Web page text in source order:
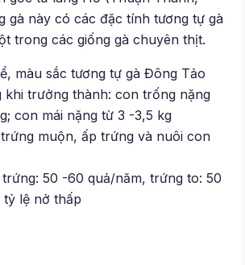
gà này có các đặc tính tương tự gà
trong các giống gà chuyên thịt.
màu sắc tương tự gà Đông Tảo
khi trưởng thành: con trống nặng
con mái nặng từ 3 -3,5 kg
trứng muộn, ấp trứng và nuôi con
50 -60 quả/năm, trứng to: 50
lệ nở thấp